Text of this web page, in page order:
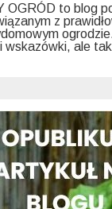
OGRÓD to blog
z
wskazówki, ale